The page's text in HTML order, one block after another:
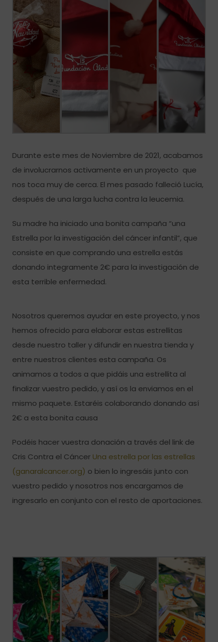
Durante este mes de Noviembre de 2021, acabamos
de involucrarnos activamente en un proyecto que
nos toca muy de cerca. El mes pasado falleció Lucía,
después de una larga lucha contra la leucemia.
Su madre ha iniciado una bonita campaña “una
Estrella por la investigación del cáncer infantil”, que
consiste en que comprando una estrella estás
donando integramente 2€ para la investigación de
esta terrible enfermedad.
Nosotros queremos ayudar en este proyecto, y nos
hemos ofrecido para elaborar estas estrellitas
desde nuestro taller y difundir en nuestra tienda y
entre nuestros clientes esta campaña. Os
animamos a todos a que pidáis una estrellita al
finalizar vuestro pedido, y así os la enviamos en el
mismo paquete. Estaréis colaborando donando así
2€ a esta bonita causa
Podéis hacer vuestra donación a través del link de
Cris Contra el Cáncer Una estrella por las estrellas
(ganaralcancer.org) o bien lo ingresáis junto con
vuestro pedido y nosotros nos encargamos de
ingresarlo en conjunto con el resto de aportaciones.